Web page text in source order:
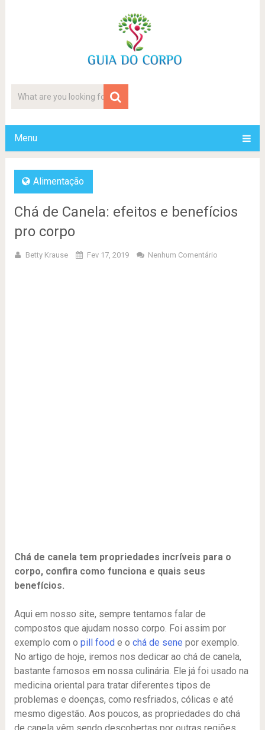
Menu
Alimentação
Chá de Canela: efeitos e benefícios
pro corpo
Betty Krause Fev 17, 2019 Nenhum Comentário
Chá de canela tem propriedades incríveis para o
corpo, confira como funciona e quais seus
benefícios.
Aqui em nosso site, sempre tentamos falar de
compostos que ajudam nosso corpo. Foi assim por
exemplo com o pill foode o chá de sene por exemplo.
No artigo de hoje, iremos nos dedicar ao chá de canela,
bastante famosos em nossa culinária. Ele já foi usado na
medicina oriental para tratar diferentes tipos de
problemas e doenças, como resfriados, cólicas e até
mesmo digestão. Aos poucos, as propriedades do chá